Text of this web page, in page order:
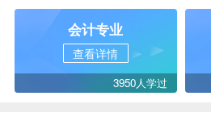
会计专业
查看详情
3950人学过